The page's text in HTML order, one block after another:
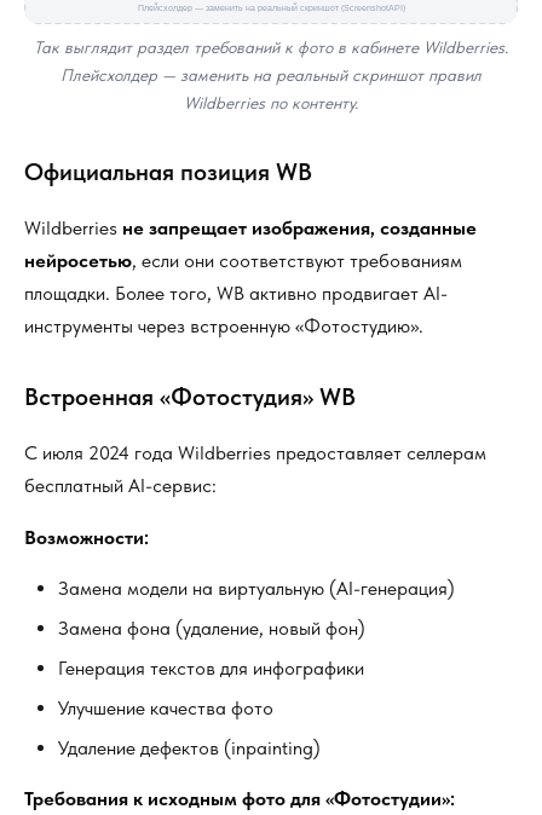
Так выглядит раздел требований к фото в кабинете Wildberries.
Плейсхолдер — заменить на реальный скриншот правил
Wildberries по контенту.
Официальная позиция WB
Wildberries не запрещает изображения, созданные
нейросетью, если они соответствуют требованиям
площадки. Более того, WB активно продвигает AI-
инструменты через встроенную «Фотостудию».
Встроенная «Фотостудия» WB
С июля 2024 года Wildberries предоставляет селлерам
бесплатный AI-сервис:
Возможности:
Замена модели на виртуальную (AI-генерация)
Замена фона (удаление, новый фон)
Генерация текстов для инфографики
Улучшение качества фото
Удаление дефектов (inpainting)
Требования к исходным фото для «Фотостудии»: